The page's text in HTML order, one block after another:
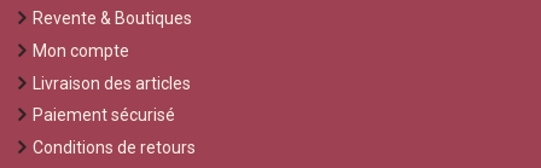
Revente & Boutiques
Mon compte
Livraison des articles
Paiement sécurisé
Conditions de retours